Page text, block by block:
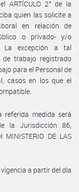
ARTÍCULO 2° de la
quien las solicite a
en relación de
o privado- y/o
La excepción a tal
trabajo registrado
para el Personal de
casos en los que el
referida medida será
la Jurisdicción 86,
DE LAS
a partir del día